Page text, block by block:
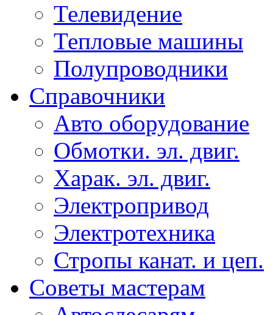
Телевидение
Тепловые машины
Полупроводники
Справочники
Авто оборудование
Обмотки. эл. двиг.
Харак. эл. двиг.
Электропривод
Электротехника
Стропы канат. и цеп.
Советы мастерам